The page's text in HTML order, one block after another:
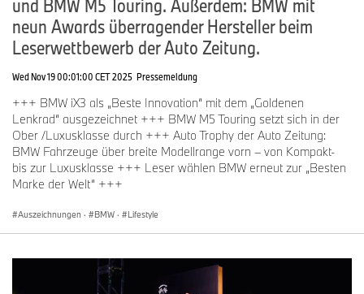
neun Awards überragender Hersteller beim
Leserwettbewerb der Auto Zeitung.
Wed Nov 19 00:01:00 CET 2025 Pressemeldung
+++ BMW iX3 als „Beste Innovation“ mit dem „Goldenen
Lenkrad“ ausgezeichnet +++ BMW M5 Touring setzt sich in der
Ober /Luxusklasse durch +++ Auto Trophy der Auto Zeitung:
BMW Fahrzeuge über breite Modellrange vorn – von Kompakt-
bis zur Luxusklasse +++ Leser wählen BMW erneut zur „Besten
Marke der Welt“ +++
Auszeichnungen · BMW · Lifestyle